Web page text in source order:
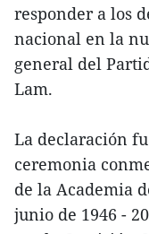
responder a los
nacional en la
general del
Lam.
La declaración
ceremonia
de la Academia
junio de 1946 -